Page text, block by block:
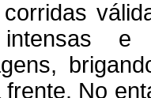
e
frente. No